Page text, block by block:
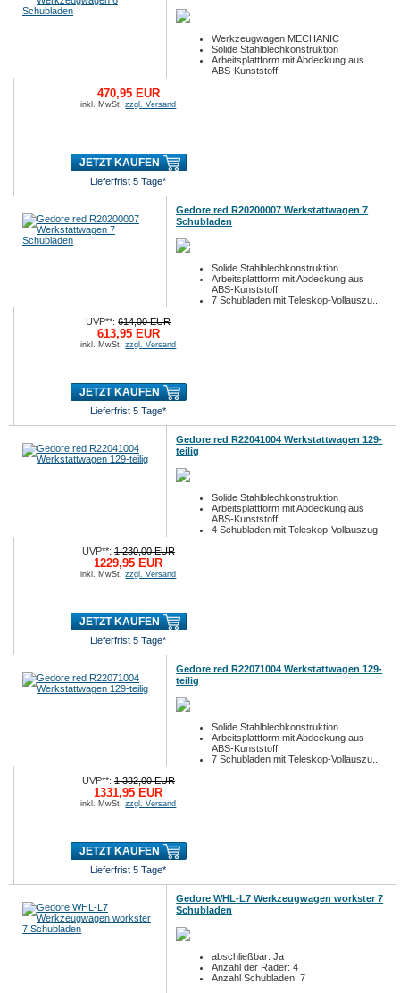
Werkzeugwagen MECHANIC
Solide Stahlblechkonstruktion
Arbeitsplattform mit Abdeckung aus
ABS-Kunststoff
470,95 EUR
inkl. MwSt.zzgl. Versand
JETZT KAUFEN
Lieferfrist 5 Tage*
Gedore red R20200007 Werkstattwagen 7
Schubladen
Solide Stahlblechkonstruktion
Arbeitsplattform mit Abdeckung aus
ABS-Kunststoff
7 Schubladen mit Teleskop-Vollauszu...
UVP**:614,00 EUR
613,95 EUR
inkl. MwSt.zzgl. Versand
JETZT KAUFEN
Lieferfrist 5 Tage*
Gedore red R22041004 Werkstattwagen 129-
teilig
Solide Stahlblechkonstruktion
Arbeitsplattform mit Abdeckung aus
ABS-Kunststoff
4 Schubladen mit Teleskop-Vollauszug
UVP**:1.230,00 EUR
1229,95 EUR
inkl. MwSt.zzgl. Versand
JETZT KAUFEN
Lieferfrist 5 Tage*
Gedore red R22071004 Werkstattwagen 129-
teilig
Solide Stahlblechkonstruktion
Arbeitsplattform mit Abdeckung aus
ABS-Kunststoff
7 Schubladen mit Teleskop-Vollauszu...
UVP**:1.332,00 EUR
1331,95 EUR
inkl. MwSt.zzgl. Versand
JETZT KAUFEN
Lieferfrist 5 Tage*
Gedore WHL-L7 Werkzeugwagen workster 7
Schubladen
abschließbar: Ja
Anzahl der Räder: 4
Anzahl Schubladen: 7